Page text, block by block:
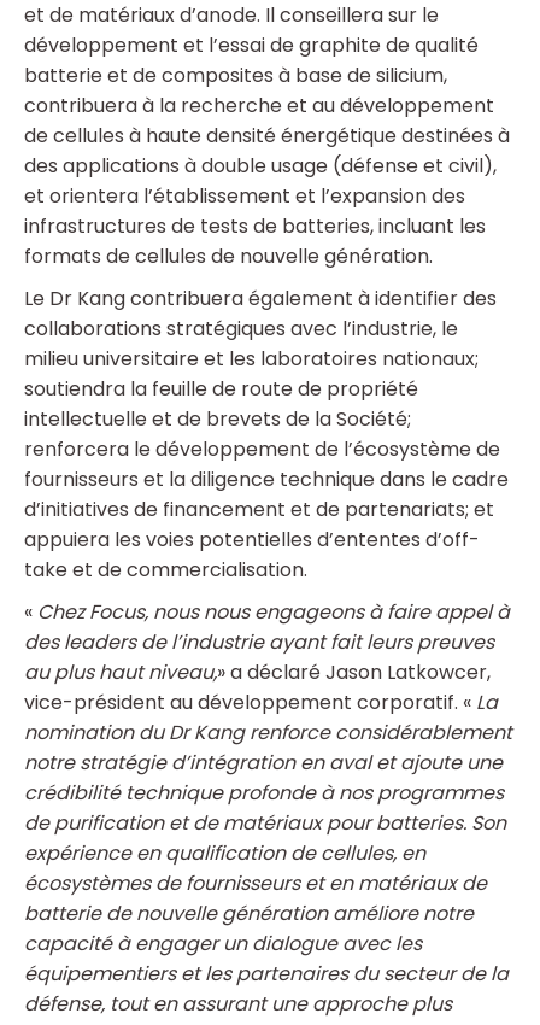
et de matériaux d’anode. Il conseillera sur le
développement et l’essai de graphite de qualité
batterie et de composites à base de silicium,
contribuera à la recherche et au développement
de cellules à haute densité énergétique destinées à
des applications à double usage (défense et civil),
et orientera l’établissement et l’expansion des
infrastructures de tests de batteries, incluant les
formats de cellules de nouvelle génération.
Le Dr Kang contribuera également à identifier des
collaborations stratégiques avec l’industrie, le
milieu universitaire et les laboratoires nationaux;
soutiendra la feuille de route de propriété
intellectuelle et de brevets de la Société;
renforcera le développement de l’écosystème de
fournisseurs et la diligence technique dans le cadre
d’initiatives de financement et de partenariats; et
appuiera les voies potentielles d’ententes d’off-
take et de commercialisation.
« Chez Focus, nous nous engageons à faire appel à
des leaders de l’industrie ayant fait leurs preuves
au plus haut niveau,» a déclaré Jason Latkowcer,
vice-président au développement corporatif. « La
nomination du Dr Kang renforce considérablement
notre stratégie d’intégration en aval et ajoute une
crédibilité technique profonde à nos programmes
de purification et de matériaux pour batteries. Son
expérience en qualification de cellules, en
écosystèmes de fournisseurs et en matériaux de
batterie de nouvelle génération améliore notre
capacité à engager un dialogue avec les
équipementiers et les partenaires du secteur de la
défense, tout en assurant une approche plus